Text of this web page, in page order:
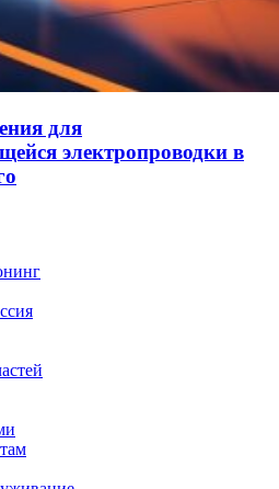
для
электропроводки в